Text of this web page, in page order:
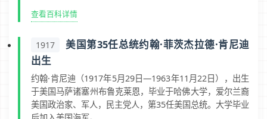
查看百科详情
1917
美国第35任总统约翰·菲茨杰拉德·肯尼迪
出生
约翰·肯尼迪（1917年5月29日—1963年11月22日），出生
于美国马萨诸塞州布鲁克莱恩，毕业于哈佛大学，爱尔兰裔
美国政治家、军人，民主党人，第35任美国总统。大学毕业